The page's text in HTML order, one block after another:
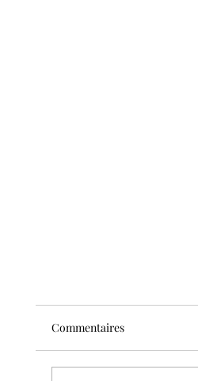
Commentaires